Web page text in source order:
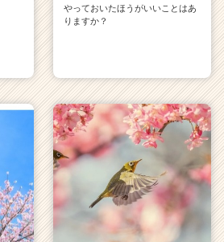
やっておいたほうがいいことはあ
りますか？